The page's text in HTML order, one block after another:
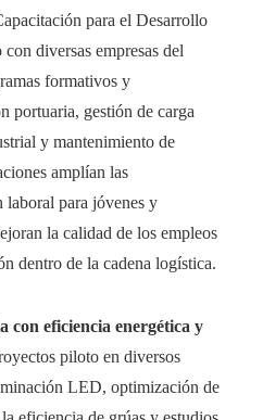
para el Desarrollo
diversas empresas del
formativos y
portuaria, gestión de carga
y mantenimiento de
amplían las
laboral para jóvenes y
la calidad de los empleos
dentro de la cadena logística.
eficiencia energética y
piloto en diversos
LED, optimización de